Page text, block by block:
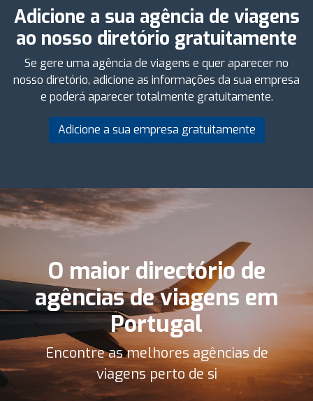
Adicione a sua agência de viagens
ao nosso diretório gratuitamente
Se gere uma agência de viagens e quer aparecer no
nosso diretório, adicione as informações da sua empresa
e poderá aparecer totalmente gratuitamente.
Adicione a sua empresa gratuitamente
O maior directório de
agências de viagens em
Portugal
Encontre as melhores agências de
viagens perto de si